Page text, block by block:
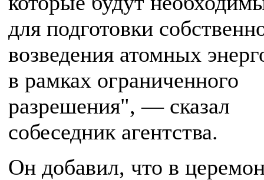
для подготовки
возведения атомных
в рамках ограниченного
разрешения", — сказал
собеседник агентства.
Он добавил, что в